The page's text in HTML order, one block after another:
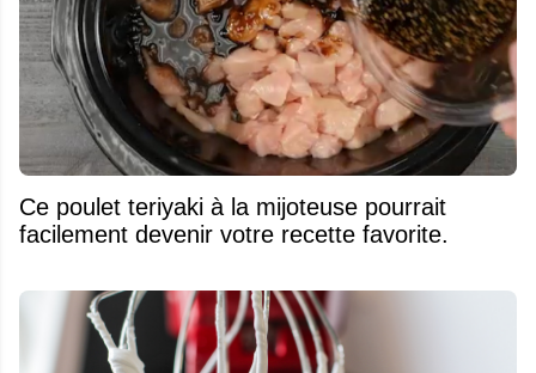
Ce poulet teriyaki à la mijoteuse pourrait
facilement devenir votre recette favorite.